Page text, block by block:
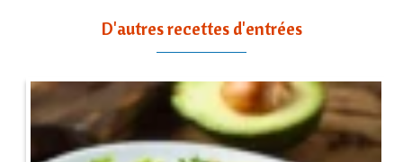
D'autres recettes d'entrées